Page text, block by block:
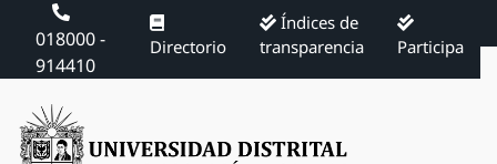
018000 -
914410
Directorio
Índices de
transparencia
Participa